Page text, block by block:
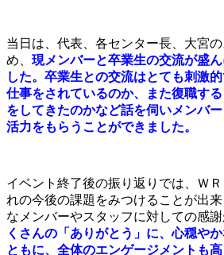
当日は、代表、各センター長、大宮
め、 現メンバーと卒業生の交流が盛
した。 卒業生との交流はとても刺激
仕事をされているのか、また復職す
をしてきたのかなど話を伺いメンバ
活力をもらうことができました。
イベント終了後の振り返りでは、Ｗ
れの今後の課題をみつけることが出
なメンバーやスタッフに対しての感謝
くさんの「ありがとう」に、心穏や
ともに、全体のエンゲージメントも